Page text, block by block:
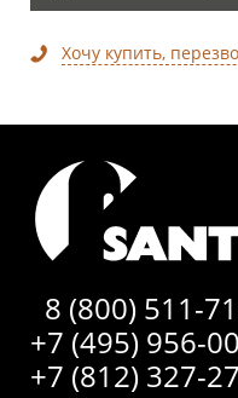
Хочу купить,
8 (800) 511-
+7 (495) 956-
+7 (812) 327-